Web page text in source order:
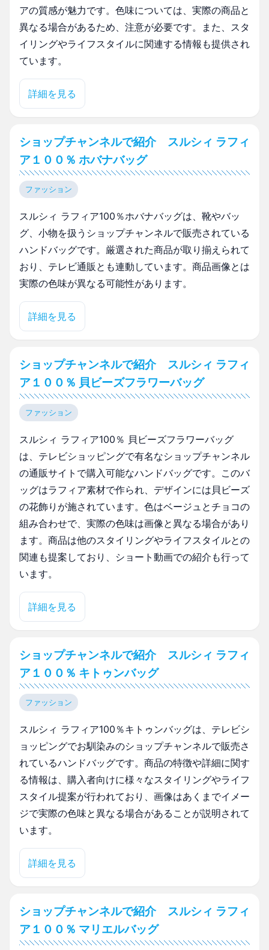
アの質感が魅力です。色味については、実際の商品と
異なる場合があるため、注意が必要です。また、スタ
イリングやライフスタイルに関連する情報も提供され
ています。
詳細を見る
ショップチャンネルで紹介 スルシィ ラフィ
ア１００％ ホバナバッグ
ファッション
スルシィ ラフィア100％ホバナバッグは、靴やバッ
グ、小物を扱うショップチャンネルで販売されている
ハンドバッグです。厳選された商品が取り揃えられて
おり、テレビ通販とも連動しています。商品画像とは
実際の色味が異なる可能性があります。
詳細を見る
ショップチャンネルで紹介 スルシィ ラフィ
ア１００％ 貝ビーズフラワーバッグ
ファッション
スルシィ ラフィア100％ 貝ビーズフラワーバッグ
は、テレビショッピングで有名なショップチャンネル
の通販サイトで購入可能なハンドバッグです。このバ
ッグはラフィア素材で作られ、デザインには貝ビーズ
の花飾りが施されています。色はベージュとチョコの
組み合わせで、実際の色味は画像と異なる場合があり
ます。商品は他のスタイリングやライフスタイルとの
関連も提案しており、ショート動画での紹介も行って
います。
詳細を見る
ショップチャンネルで紹介 スルシィ ラフィ
ア１００％ キトゥンバッグ
ファッション
スルシィ ラフィア100％キトゥンバッグは、テレビシ
ョッピングでお馴染みのショップチャンネルで販売さ
れているハンドバッグです。商品の特徴や詳細に関す
る情報は、購入者向けに様々なスタイリングやライフ
スタイル提案が行われており、画像はあくまでイメー
ジで実際の色味と異なる場合があることが説明されて
います。
詳細を見る
ショップチャンネルで紹介 スルシィ ラフィ
ア１００％ マリエルバッグ